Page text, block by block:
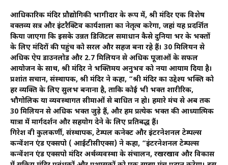
आधिकारिक मंदिर प्रौद्योगिकी भागीदार के रूप में, श्री मंदिर एक विशेष
वक्तव्य सत्र और इंटरैक्टिव कार्यशाला का नेतृत्व करेगा, जहां यह प्रदर्शित
किया जाएगा कि इसके उन्नत डिजिटल समाधान कैसे दुनिया भर के भक्तों
के लिए मंदिरों की पहुंच को सरल और सहज बना रहे हैं। 30 मिलियन से
अधिक ऐप डाउनलोड और 2.7 मिलियन से अधिक पूजाओं के सफल
आयोजन के साथ, श्री मंदिर ने भक्तिमय अनुभव को नया आयाम दिया है।
प्रशांत सचान, संस्थापक, श्री मंदिर ने कहा, “श्री मंदिर का उद्देश्य भक्ति को
हर व्यक्ति के लिए सुलभ बनाना है, ताकि कोई भी भक्त शारीरिक,
भौगोलिक या व्यवस्थागत सीमाओं से बाधित न हो। हमारे मंच से अब तक
30 मिलियन से अधिक भक्त जुड़े हैं, और हम प्रत्येक भक्त की आध्यात्मिक
यात्रा में मार्गदर्शन और सहयोग देने के लिए प्रतिबद्ध हैं।
गिरेश वी कुलकर्णी, संस्थापक, टेम्पल कनेक्ट और इंटरनेशनल टेम्पल्स
कन्वेंशन एंड एक्सपो ( आईटीसीएक्स) ने कहा, “इंटरनेशनल टेम्पल्स
कन्वेंशन एंड एक्सपो मंदिर अर्थव्यवस्था के संचालन, रखरखाव और विकास